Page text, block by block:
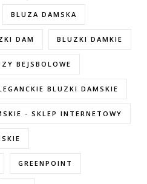
BLUZA DAMSKA
DAM BLUZKI DAMKIE
BEJSBOLOWE
BLUZKI DAMSKIE
- SKLEP INTERNETOWY
GREENPOINT